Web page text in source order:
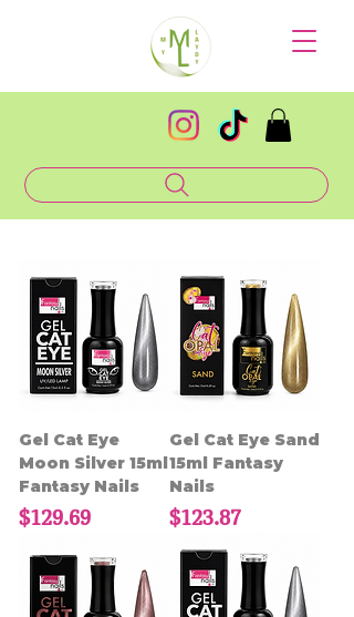
Gel Cat Eye
Moon Silver 15ml
Fantasy Nails
Precio
$129.69
Gel Cat Eye Sand
15ml Fantasy
Nails
Precio
$123.87